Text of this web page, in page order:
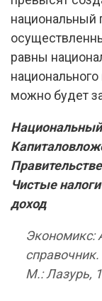
национальный
равны
можно будет
Национальный
Чистые
доход
Экономикс:
М.: Лазурь,